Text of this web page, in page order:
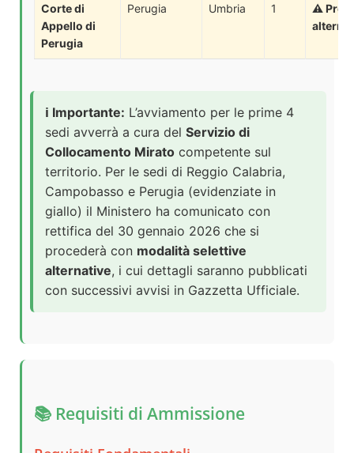
Corte di
Appello di
Perugia
Perugia Umbria 1
⚠️
ℹ️ Importante: L’avviamento per le prime 4
sedi avverrà a cura del Servizio di
Collocamento Mirato competente sul
territorio. Per le sedi di Reggio Calabria,
Campobasso e Perugia (evidenziate in
giallo) il Ministero ha comunicato con
rettifica del 30 gennaio 2026 che si
procederà con modalità selettive
alternative, i cui dettagli saranno pubblicati
con successivi avvisi in Gazzetta Ufficiale.
📚 Requisiti di Ammissione